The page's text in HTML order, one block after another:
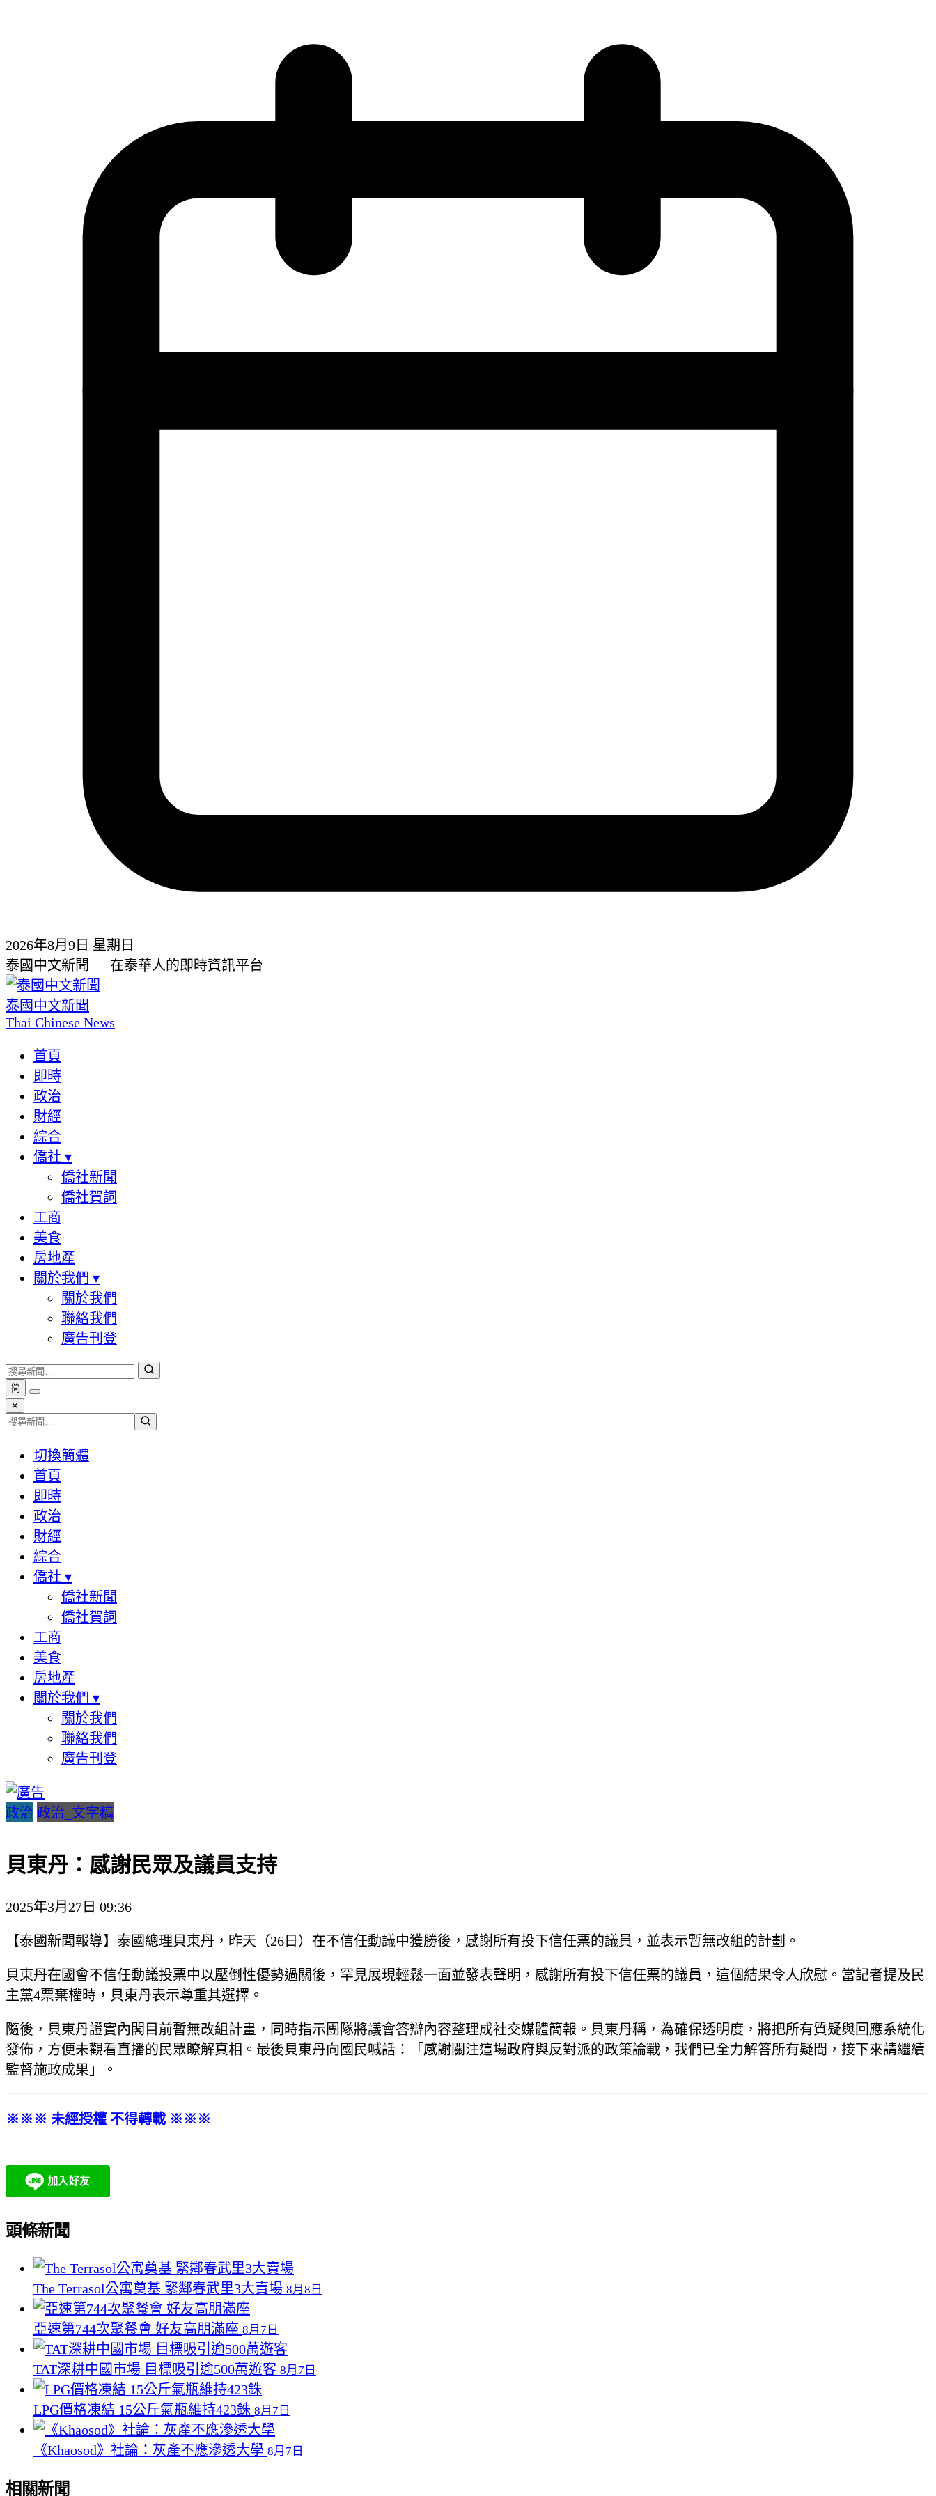
2026年8月9日 星期日
泰國中文新聞 — 在泰華人的即時資訊平台
泰國中文新聞
Thai Chinese News
首頁
即時
政治
財經
綜合
僑社 ▾
僑社新聞
僑社賀詞
工商
美食
房地產
關於我們 ▾
關於我們
聯絡我們
廣告刊登
简
✕
切換簡體
首頁
即時
政治
財經
綜合
僑社 ▾
僑社新聞
僑社賀詞
工商
美食
房地產
關於我們 ▾
關於我們
聯絡我們
廣告刊登
政治 政治_文字稿
貝東丹：感謝民眾及議員支持
2025年3月27日 09:36
【泰國新聞報導】泰國總理貝東丹，昨天（26日）在不信任動議中獲勝後，感謝所有投下信任票的議員，並表示暫無改組的計劃。
貝東丹在國會不信任動議投票中以壓倒性優勢過關後，罕見展現輕鬆一面並發表聲明，感謝所有投下信任票的議員，這個結果令人欣慰。當記者提及民
主黨4票棄權時，貝東丹表示尊重其選擇。
隨後，貝東丹證實內閣目前暫無改組計畫，同時指示團隊將議會答辯內容整理成社交媒體簡報。貝東丹稱，為確保透明度，將把所有質疑與回應系統化
發佈，方便未觀看直播的民眾瞭解真相。最後貝東丹向國民喊話：「感謝關注這場政府與反對派的政策論戰，我們已全力解答所有疑問，接下來請繼續
監督施政成果」。
※※※ 未經授權 不得轉載 ※※※
頭條新聞
The Terrasol公寓奠基 緊鄰春武里3大賣場 8月8日
亞速第744次聚餐會 好友高朋滿座 8月7日
TAT深耕中國市場 目標吸引逾500萬遊客 8月7日
LPG價格凍結 15公斤氣瓶維持423銖 8月7日
《Khaosod》社論：灰產不應滲透大學 8月7日
相關新聞